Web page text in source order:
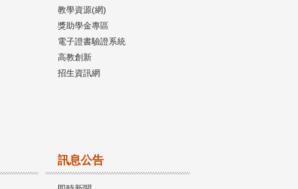
教學資源(網)
獎助學金專區
電子證書驗證系統
高教創新
招生資訊網
訊息公告